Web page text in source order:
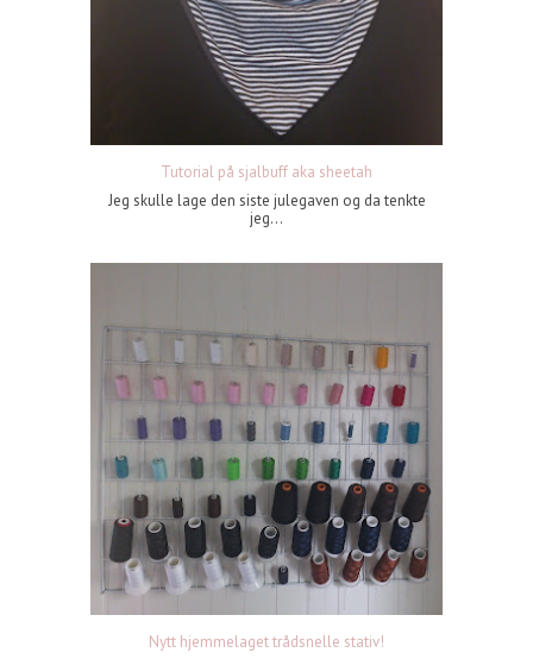
Tutorial på sjalbuff aka sheetah
Jeg skulle lage den siste julegaven og da tenkte
jeg...
Nytt hjemmelaget trådsnelle stativ!